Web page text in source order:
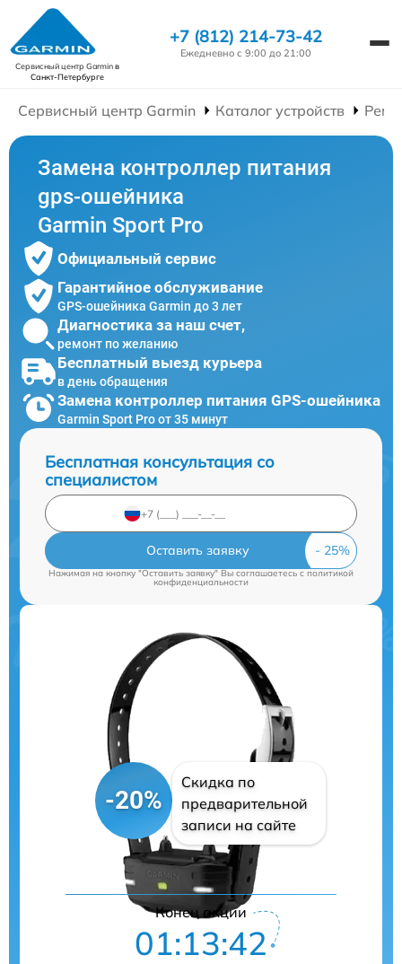
Сервисный центр Garminв
Санкт-Петербурге
+7 (812) 214-73-42
Ежедневно с 9:00 до 21:00
Сервисный центр Garmin Каталог устройств
Замена контроллер питания
gps-ошейника
Garmin Sport Pro
Официальный сервис
Гарантийное обслуживание
GPS-ошейника Garmin до 3 лет
Диагностика за наш счет,
ремонт по желанию
Бесплатный выезд курьера
в день обращения
Замена контроллер питания GPS-ошейника
Garmin Sport Pro от 35 минут
Бесплатная консультация со
специалистом
Оставить заявку
Нажимая на кнопку "Оставить заявку" Вы соглашаетесь cполитикой
конфиденциальности
-20%
Скидка по
предварительной
записи на сайте
Конец акции
01:13:41